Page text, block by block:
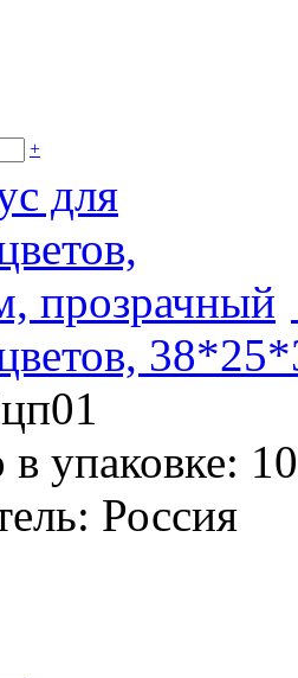
+
упаковке: 10
Россия